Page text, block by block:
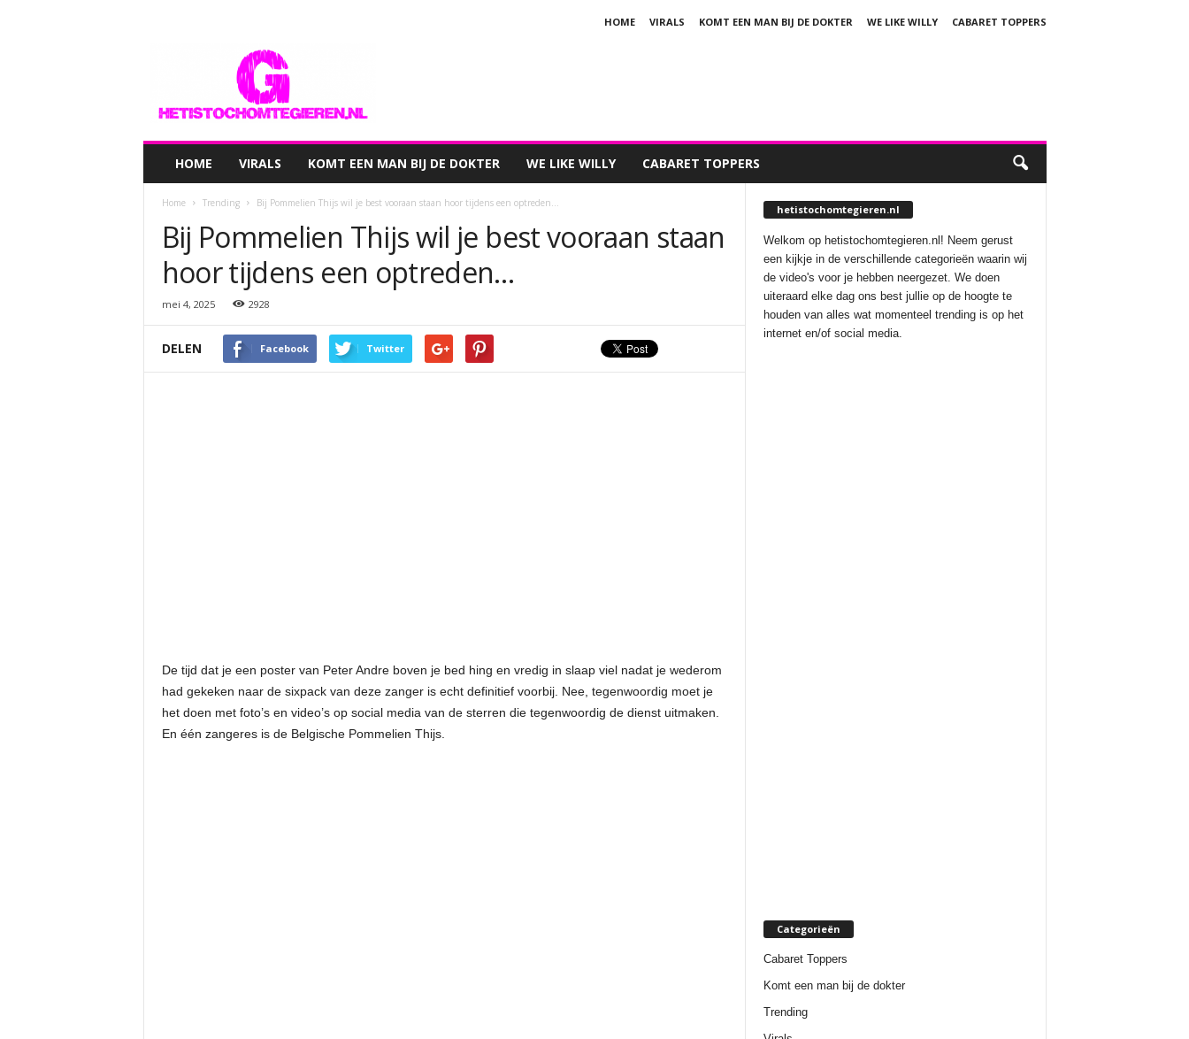
HOME VIRALS KOMT EEN MAN BIJ DE DOKTER WE LIKE WILLY
CABARET TOPPERS
HOME VIRALS KOMT EEN MAN BIJ DE DOKTER WE LIKE WILLY CABARET TOPPERS
Home Trending Bij Pommelien Thijs wil je best vooraan staan hoor tijdens een optreden…
Bij Pommelien Thijs wil je best vooraan staan
hoor tijdens een optreden…
mei 4, 2025 2928
DELEN Facebook Twitter
De tijd dat je een poster van Peter Andre boven je bed hing en vredig in slaap viel nadat je wederom
had gekeken naar de sixpack van deze zanger is echt definitief voorbij. Nee, tegenwoordig moet je
het doen met foto’s en video’s op social media van de sterren die tegenwoordig de dienst uitmaken.
En één zangeres is de Belgische Pommelien Thijs.
hetistochomtegieren.nl
Welkom op hetistochomtegieren.nl! Neem gerust
een kijkje in de verschillende categorieën waarin wij
de video's voor je hebben neergezet. We doen
uiteraard elke dag ons best jullie op de hoogte te
houden van alles wat momenteel trending is op het
internet en/of social media.
Categorieën
Cabaret Toppers
Komt een man bij de dokter
Trending